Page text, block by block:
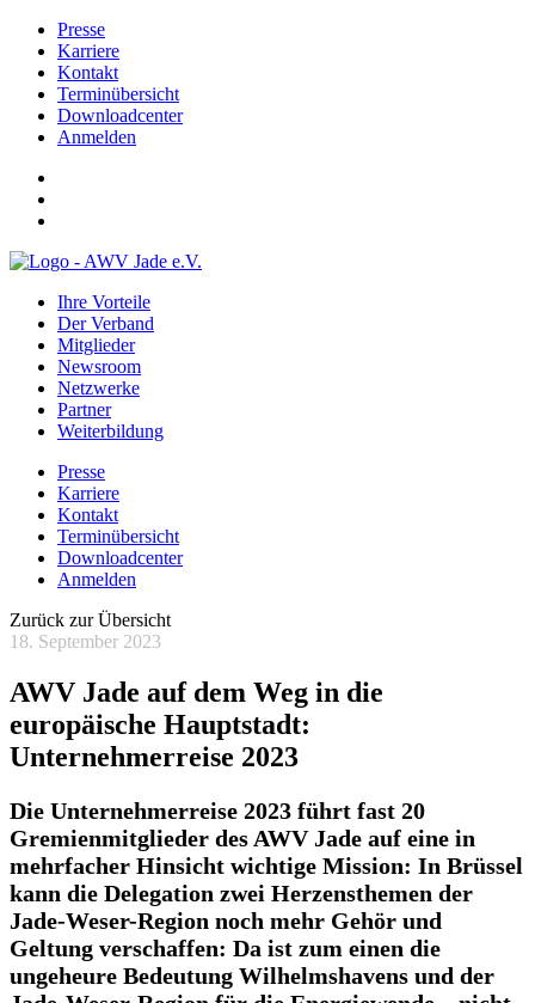
Presse
Karriere
Kontakt
Terminübersicht
Downloadcenter
Anmelden
Ihre Vorteile
Der Verband
Mitglieder
Newsroom
Netzwerke
Partner
Weiterbildung
Presse
Karriere
Kontakt
Terminübersicht
Downloadcenter
Anmelden
Zurück zur Übersicht
18. September 2023
AWV Jade auf dem Weg in die
europäische Hauptstadt:
Unternehmerreise 2023
Die Unternehmerreise 2023 führt fast 20
Gremienmitglieder des AWV Jade auf eine in
mehrfacher Hinsicht wichtige Mission: In Brüssel
kann die Delegation zwei Herzensthemen der
Jade-Weser-Region noch mehr Gehör und
Geltung verschaffen: Da ist zum einen die
ungeheure Bedeutung Wilhelmshavens und der